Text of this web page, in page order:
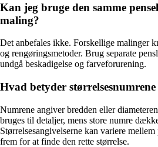
Kan jeg bruge den samme
maling?
Det anbefales ikke. Forskellige malinger
og rengøringsmetoder. Brug separate
undgå beskadigelse og farveforurening.
Hvad betyder størrelsesnumrene
Numrene angiver bredden eller
bruges til detaljer, mens store numre
Størrelsesangivelserne kan variere
frem for at finde den rette størrelse.